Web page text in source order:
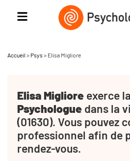
Accueil > Psys > Elisa Migliore
Elisa Migliore exerce
Psychologue dans la
(01630). Vous pouvez
professionnel afin de
rendez-vous.